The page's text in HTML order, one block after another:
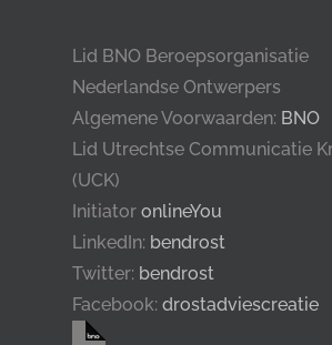
Lid BNO Beroepsorganisatie
Nederlandse Ontwerpers
Algemene Voorwaarden: BNO
Lid Utrechtse Communicatie
(UCK)
Initiator onlineYou
LinkedIn: bendrost
Twitter: bendrost
Facebook: drostadviescreatie